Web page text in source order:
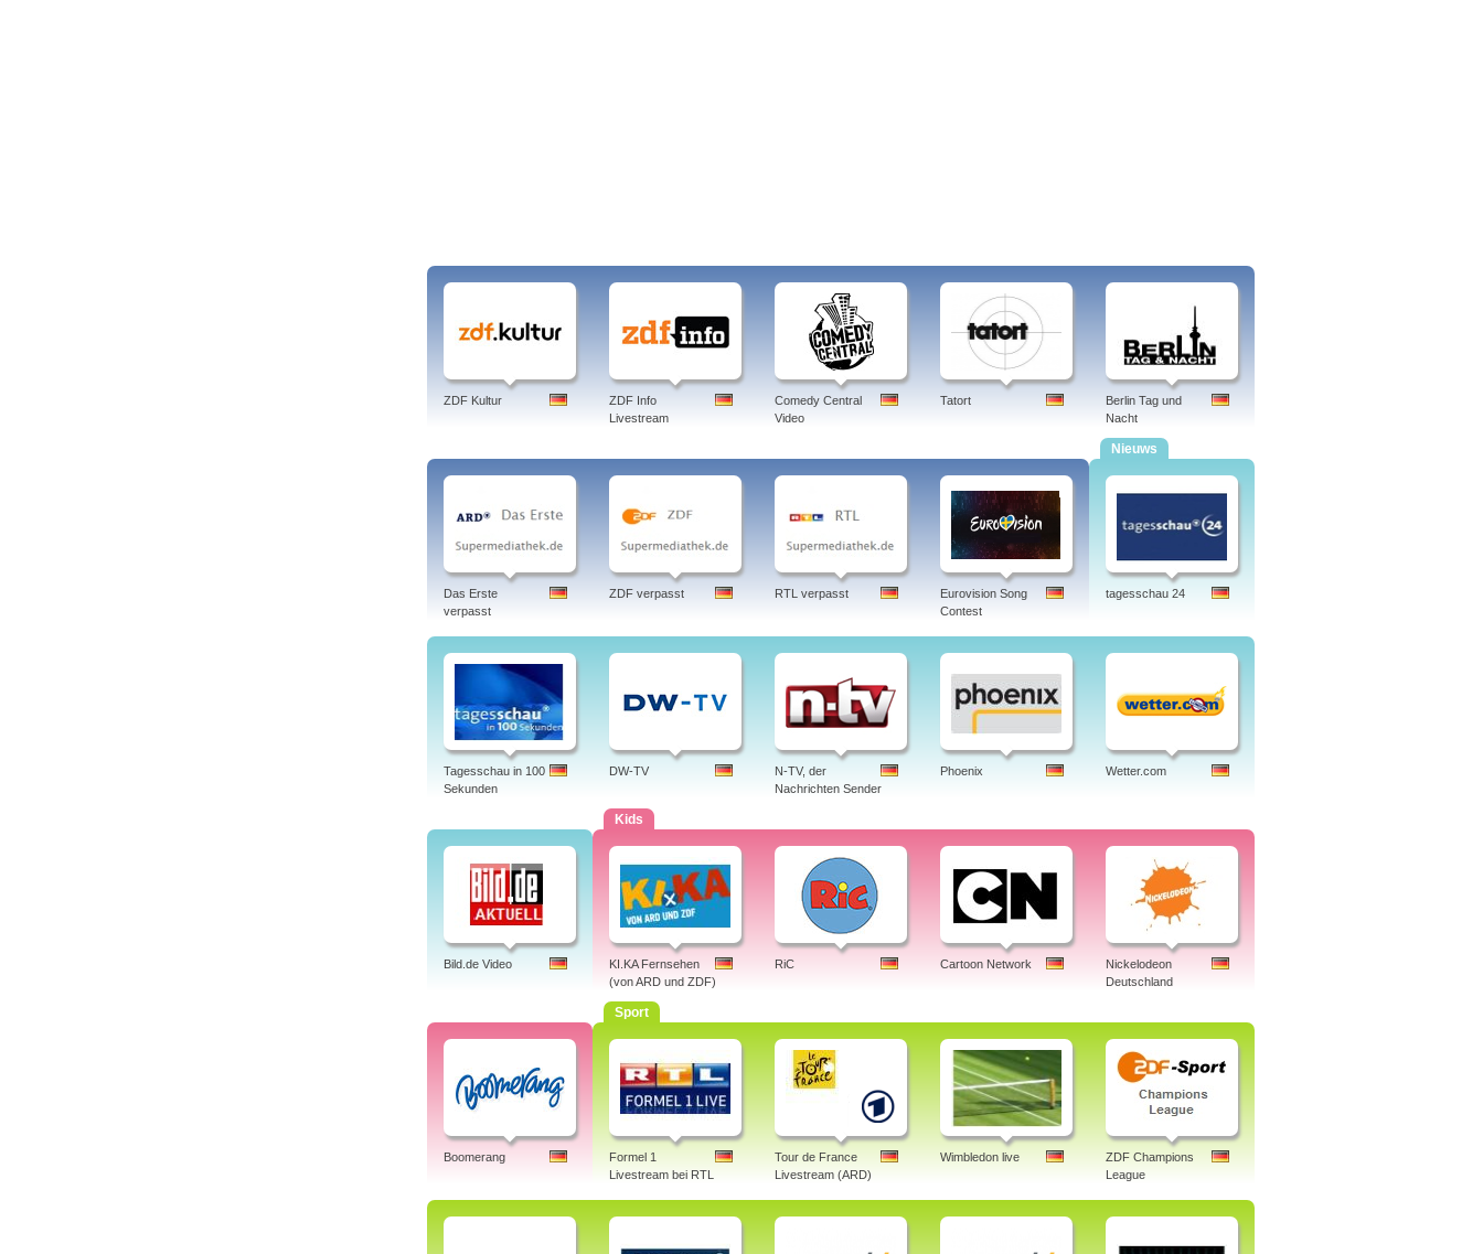
ZDF Kultur
ZDF Info
Livestream
Comedy Central
Video
Tatort
Berlin Tag und
Nacht
Das Erste
verpasst
ZDF verpasst RTL verpasst
Eurovision Song
Contest
Nieuws
tagesschau 24
Tagesschau in 100
Sekunden
DW-TV
N-TV, der
Nachrichten Sender
Phoenix Wetter.com
Bild.de Video
Kids
KI.KA Fernsehen
(von ARD und ZDF)
RiC Cartoon Network
Nickelodeon
Deutschland
Boomerang
Sport
Formel 1
Livestream bei RTL
Tour de France
Livestream (ARD)
Wimbledon live
ZDF Champions
League